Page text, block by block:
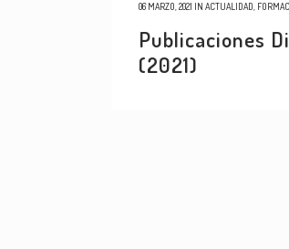
06 MARZO, 2021 IN ACTUALIDAD
Publicaciones
(2021)